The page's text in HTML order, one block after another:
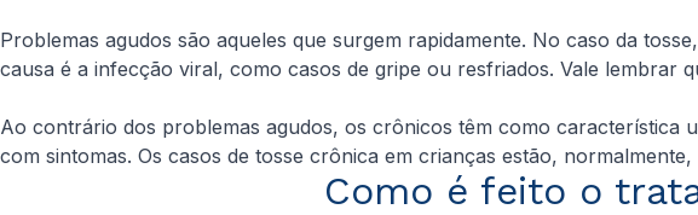
Problemas agudos são aqueles que surgem rapidamente. No caso da
causa é a infecção viral, como casos de gripe ou resfriados. Vale lembrar
Ao contrário dos problemas agudos, os crônicos têm como característica
com sintomas. Os casos de tosse crônica em crianças estão,
Como é feito o